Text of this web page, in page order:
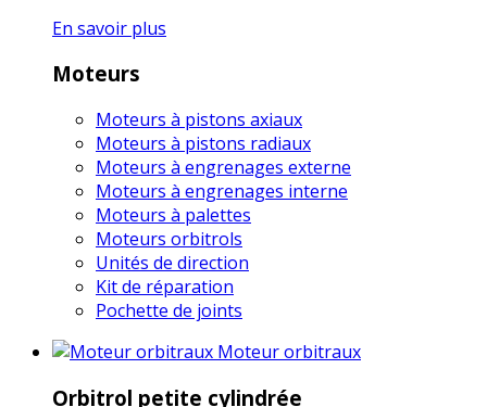
En savoir plus
Moteurs
Moteurs à pistons axiaux
Moteurs à pistons radiaux
Moteurs à engrenages externe
Moteurs à engrenages interne
Moteurs à palettes
Moteurs orbitrols
Unités de direction
Kit de réparation
Pochette de joints
Moteur orbitraux
Orbitrol petite cylindrée